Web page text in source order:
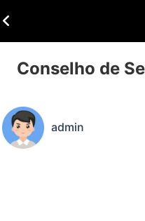
Conselho de
admin